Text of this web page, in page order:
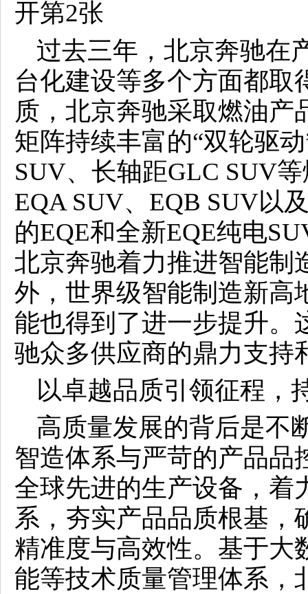
过去三年，北京奔驰在
台化建设等多个方面都取
质，北京奔驰采取燃油产
矩阵持续丰富的“双轮驱
SUV、长轴距GLC SUV
EQA SUV、EQB SUV以
的EQE和全新EQE纯电
北京奔驰着力推进智能制
外，世界级智能制造新高
能也得到了进一步提升。
驰众多供应商的鼎力支持
以卓越品质引领征程，
高质量发展的背后是不
智造体系与严苛的产品品
全球先进的生产设备，着
系，夯实产品品质根基，
精准度与高效性。基于大
能等技术质量管理体系，